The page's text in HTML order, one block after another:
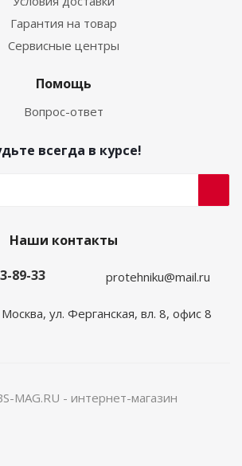
Гарантия на товар
Сервисные центры
Помощь
Вопрос-ответ
всегда в курсе!
Наши контакты
89-33
protehniku@mail.ru
ул. Ферганская, вл. 8, офис 8
MAG.RU - интернет-магазин